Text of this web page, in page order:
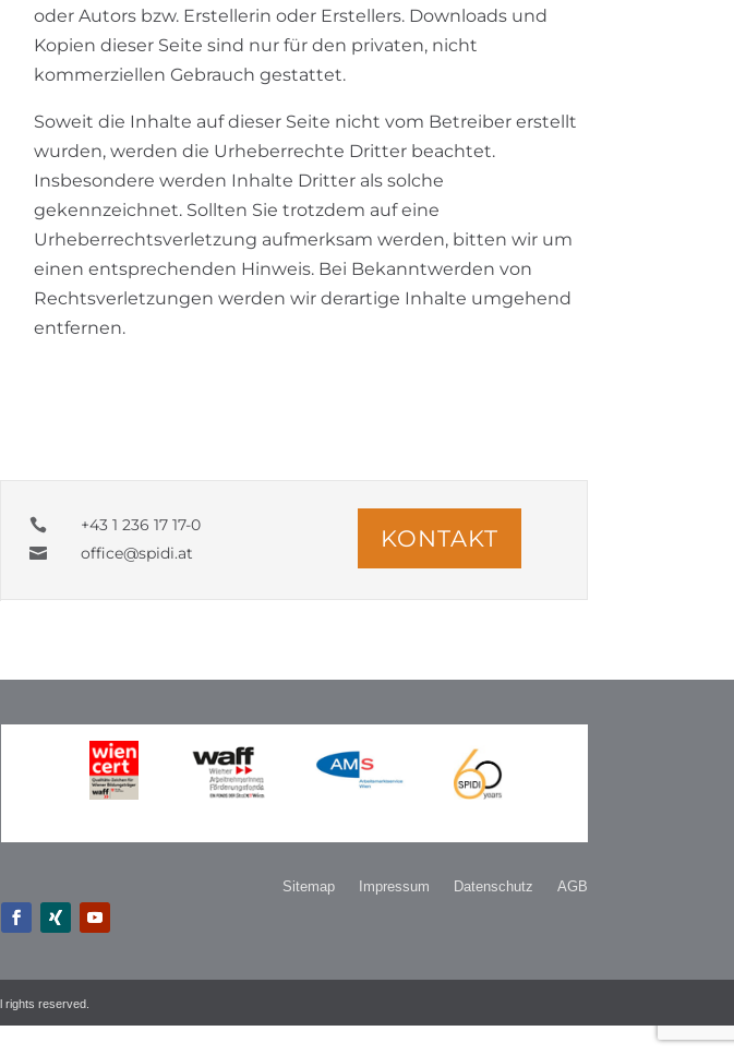
oder Autors bzw. Erstellerin oder Erstellers. Downloads und
Kopien dieser Seite sind nur für den privaten, nicht
kommerziellen Gebrauch gestattet.
Soweit die Inhalte auf dieser Seite nicht vom Betreiber erstellt
wurden, werden die Urheberrechte Dritter beachtet.
Insbesondere werden Inhalte Dritter als solche
gekennzeichnet. Sollten Sie trotzdem auf eine
Urheberrechtsverletzung aufmerksam werden, bitten wir um
einen entsprechenden Hinweis. Bei Bekanntwerden von
Rechtsverletzungen werden wir derartige Inhalte umgehend
entfernen.
 +43 1 236 17 17-0
 office@spidi.at
KONTAKT
Sitemap Impressum Datenschutz AGB
rights reserved.